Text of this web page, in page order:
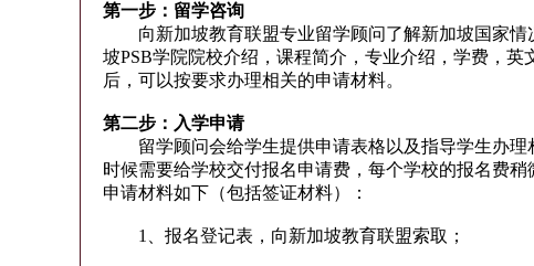
第一步：留学咨询
向新加坡教育联盟专业留学顾问了解新加坡国家情
坡PSB学院院校介绍，课程简介，专业介绍，学费，
后，可以按要求办理相关的申请材料。
第二步：入学申请
留学顾问会给学生提供申请表格以及指导学生办理
时候需要给学校交付报名申请费，每个学校的报名费
申请材料如下（包括签证材料）：
1、报名登记表，向新加坡教育联盟索取；